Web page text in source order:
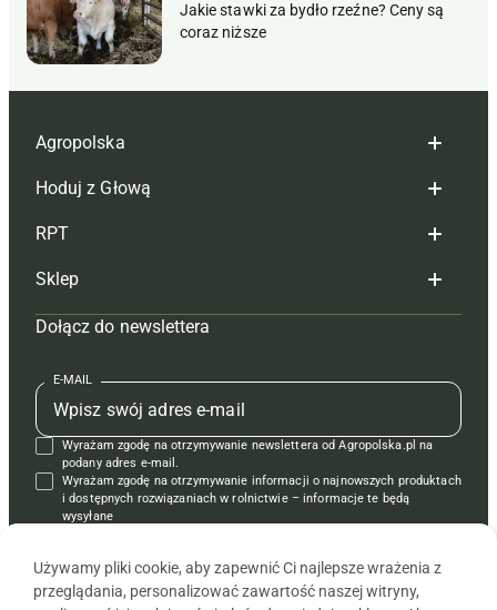
Jakie stawki za bydło rzeźne? Ceny są
coraz niższe
Agropolska
Redakcja
Reklama
Tagi
Mapa serwisu
Kontakt
Regulamin
Polityka prywatności
Hoduj z Głową
Hoduj z głową bydło
Hoduj z głową świnie
Prenumerata
Redakcja
Kontakt
Reklama
RPT
Redakcja
Prenumerata
Reklama
Kontakt
Krzyżówki
Sklep
Czasopisma i prenumerata
Książki
Regulamin
Dołącz do newslettera
E-MAIL
Wyrażam zgodę na otrzymywanie newslettera od Agropolska.pl na
podany adres e-mail.
Wyrażam zgodę na otrzymywanie informacji o najnowszych produktach
i dostępnych rozwiązaniach w rolnictwie – informacje te będą
wysyłane
Używamy pliki cookie, aby zapewnić Ci najlepsze wrażenia z
przeglądania, personalizować zawartość naszej witryny,